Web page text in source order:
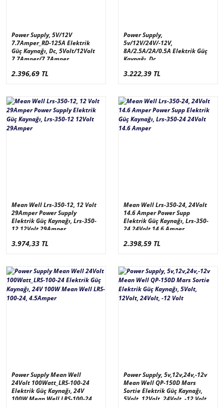
Power Supply, 5V/12V
7.7Amper_RD-125A Elektrik
Güç Kaynağı, Dc, 5Volt/12Volt
7.7Amper/7.7Amper
2.396,69 TL
Power Supply,
5v/12V/24V/-12V,
8A/2.5A/2A/0.5A Elektrik Güç
Kaynağı, Dc,
8A/2.5A/2A/0.5A Mean
3.222,39 TL
Mean Well Lrs-350-12, 12 Volt
29Amper Power Supply
Elektrik Güç Kaynağı, Lrs-350-
12 12Volt 29Amper
3.974,33 TL
Mean Well Lrs-350-24, 24Volt
14.6 Amper Power Supp
Elektrik Güç Kaynağı, Lrs-350-
24 24Volt 14.6 Amper
2.398,59 TL
Power Supply Mean Well
24Volt 100Watt_LRS-100-24
Elektrik Güç Kaynağı, 24V
100W Mean Well LRS-100-24,
Power Supply, 5v,12v,24v,-12v
Mean Well QP-150D Mars
Sortie Elektrik Güç Kaynağı,
5Volt, 12Volt, 24Volt, -12 Volt